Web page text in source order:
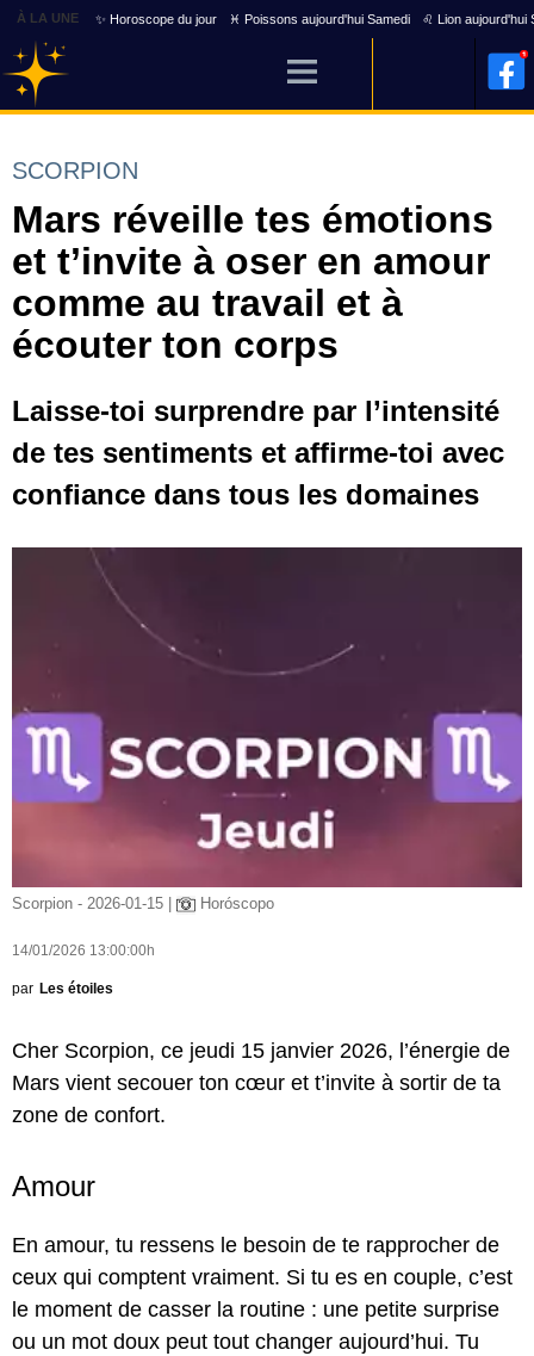
À LA UNE ✨ Horoscope du jour ♓ Poissons aujourd'hui Samedi ♌ Lion aujourd'hui
SCORPION
Mars réveille tes émotions
et t’invite à oser en amour
comme au travail et à
écouter ton corps
Laisse-toi surprendre par l’intensité
de tes sentiments et affirme-toi avec
confiance dans tous les domaines
Scorpion - 2026-01-15 | Horóscopo
14/01/2026 13:00:00h
par Les étoiles
Cher Scorpion, ce jeudi 15 janvier 2026, l’énergie de
Mars vient secouer ton cœur et t’invite à sortir de ta
zone de confort.
Amour
En amour, tu ressens le besoin de te rapprocher de
ceux qui comptent vraiment. Si tu es en couple, c’est
le moment de casser la routine : une petite surprise
ou un mot doux peut tout changer aujourd’hui. Tu